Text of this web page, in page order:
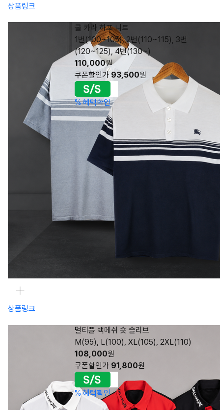
상품링크
쿨 카라 하프 니트
1번(100~105), 2번(110~115), 3번
(120~125), 4번(130~)
110,000원
쿠폰할인가 93,500원
% 혜택확인
상품링크
멀티플 백메쉬 숏 슬리브
M(95), L(100), XL(105), 2XL(110)
108,000원
쿠폰할인가 91,800원
% 혜택확인